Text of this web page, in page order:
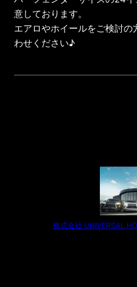
意しております。
エアロやホイールをご検討
わせください♪
株式会社 UNIVERSAL